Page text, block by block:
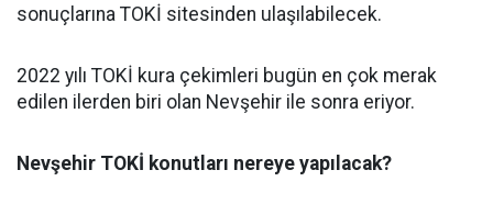
sonuçlarına TOKİ sitesinden ulaşılabilecek.
2022 yılı TOKİ kura çekimleri bugün en çok merak
edilen ilerden biri olan Nevşehir ile sonra eriyor.
Nevşehir TOKİ konutları nereye yapılacak?